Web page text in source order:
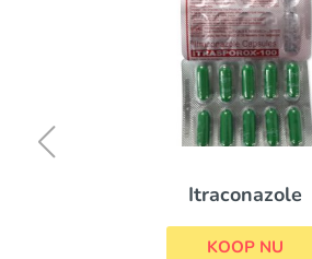
Itraconazole
KOOP NU